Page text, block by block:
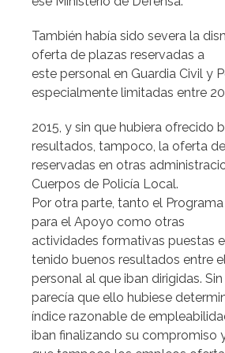
También había sido severa la
oferta de plazas reservadas a
este personal en Guardia Civil y
especialmente limitadas entre
2015, y sin que hubiera ofrecido
resultados, tampoco, la oferta
reservadas en otras
Cuerpos de Policía Local.
Por otra parte, tanto el
para el Apoyo como otras
actividades formativas puestas
tenido buenos resultados entre
personal al que iban dirigidas.
parecía que ello hubiese
índice razonable de
iban finalizando su compromiso